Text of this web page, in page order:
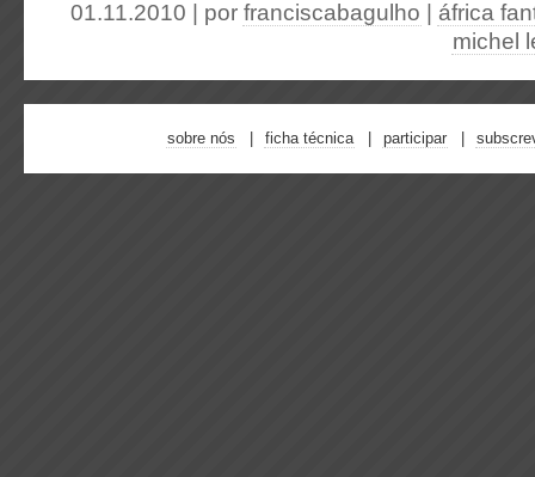
01.11.2010 | por franciscabagulho
áfrica
michel
sobre nós ficha técnica participar